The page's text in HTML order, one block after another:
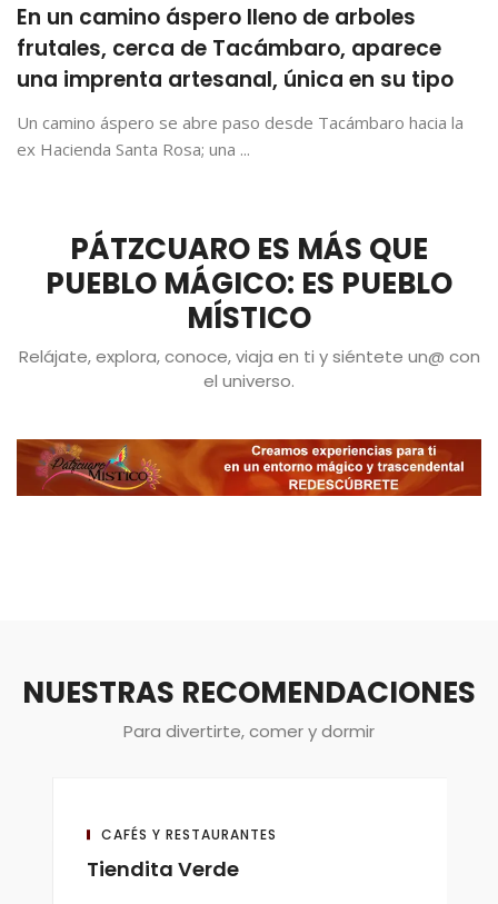
En un camino áspero lleno de arboles
frutales, cerca de Tacámbaro, aparece
una imprenta artesanal, única en su tipo
Un camino áspero se abre paso desde Tacámbaro hacia la
ex Hacienda Santa Rosa; una ...
PÁTZCUARO ES MÁS QUE
PUEBLO MÁGICO: ES PUEBLO
MÍSTICO
Relájate, explora, conoce, viaja en ti y siéntete un@ con
el universo.
NUESTRAS RECOMENDACIONES
Para divertirte, comer y dormir
CAFÉS Y RESTAURANTES
Tiendita Verde